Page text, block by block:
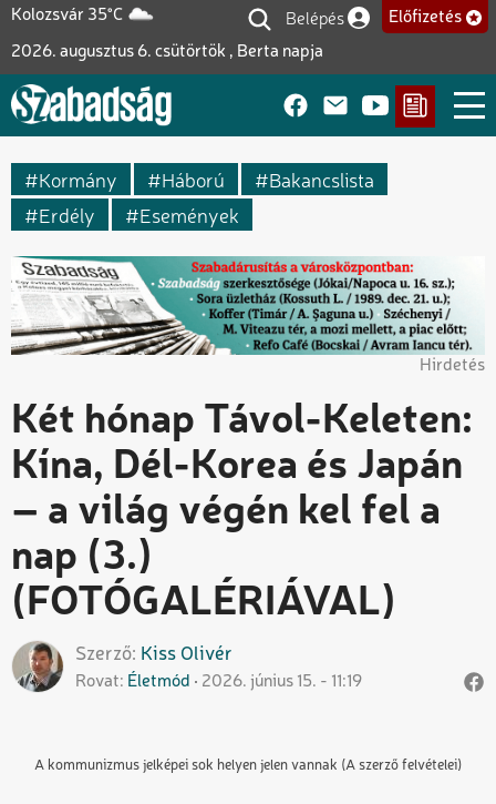
Ugrás
tartalomra
Kolozsvár 35°C
2026. augusztus 6. csütörtök , Berta napja
Felhasználói fiók
Belépés Előfizetés
Kormány Háború
Bakancslista
Erdély
Események
Hirdetés
Két hónap Távol-Keleten:
Kína, Dél-Korea és Japán
– a világ végén kel fel a
nap (3.)
(FOTÓGALÉRIÁVAL)
Szerző Kiss Olivér
Rovat Életmód 2026. június 15. - 11:19
A kommunizmus jelképei sok helyen jelen vannak (A szerző felvételei)